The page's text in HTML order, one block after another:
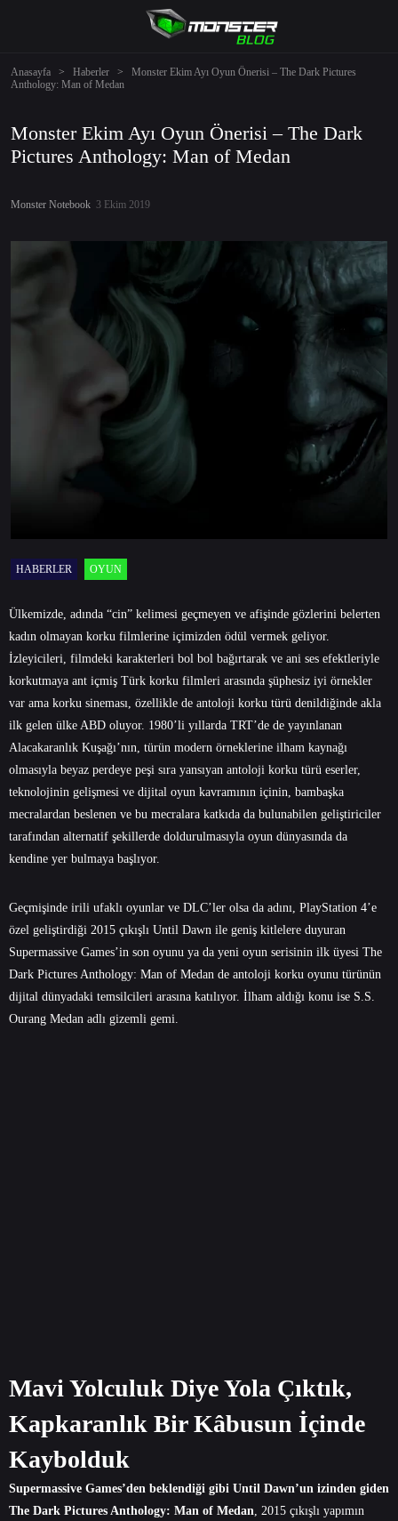
Anasayfa > Haberler > Monster Ekim Ayı Oyun Önerisi – The ‌Dark ‌Pictures
‌‌Anthology: ‌Man of ‌Medan
Monster Ekim Ayı Oyun Önerisi – The ‌Dark
‌Pictures ‌‌Anthology: ‌Man of ‌Medan
Monster Notebook 3 Ekim 2019
HABERLER OYUN
Ülkemizde, adında “cin” kelimesi geçmeyen ve afişinde gözlerini belerten
kadın olmayan korku filmlerine içimizden ödül vermek geliyor.
İzleyicileri, filmdeki karakterleri bol bol bağırtarak ve ani ses efektleriyle
korkutmaya ant içmiş Türk korku filmleri arasında şüphesiz iyi örnekler
var ama korku sineması, özellikle de antoloji korku türü denildiğinde akla
ilk gelen ülke ABD oluyor. 1980’li yıllarda TRT’de de yayınlanan
Alacakaranlık Kuşağı’nın, türün modern örneklerine ilham kaynağı
olmasıyla beyaz perdeye peşi sıra yansıyan antoloji korku türü eserler,
teknolojinin gelişmesi ve dijital oyun kavramının içinin, bambaşka
mecralardan beslenen ve bu mecralara katkıda da bulunabilen geliştiriciler
tarafından alternatif şekillerde doldurulmasıyla oyun dünyasında da
kendine yer bulmaya başlıyor.
Geçmişinde irili ufaklı oyunlar ve DLC’ler olsa da adını, PlayStation 4’e
özel geliştirdiği 2015 çıkışlı Until Dawn ile geniş kitlelere duyuran
Supermassive Games’in son oyunu ya da yeni oyun serisinin ilk üyesi The
Dark Pictures Anthology: Man of Medan de antoloji korku oyunu türünün
dijital dünyadaki temsilcileri arasına katılıyor. İlham aldığı konu ise S.S.
Ourang Medan adlı gizemli gemi.
Mavi Yolculuk Diye Yola Çıktık,
Kapkaranlık Bir Kâbusun İçinde
Kaybolduk
Supermassive Games’den beklendiği gibi Until Dawn’un izinden giden
The Dark Pictures Anthology: Man of Medan , 2015 çıkışlı yapımın